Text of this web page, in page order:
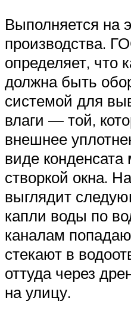
Выполняется на
производства.
определяет, что
должна быть
системой для
влаги — той,
внешнее
виде
створкой окна.
выглядит
капли воды по
каналам
стекают в
оттуда через
на улицу.